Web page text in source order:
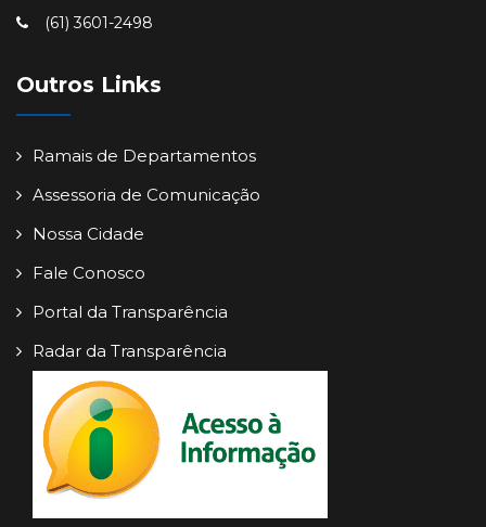
(61) 3601-2498
Outros Links
Ramais de Departamentos
Assessoria de Comunicação
Nossa Cidade
Fale Conosco
Portal da Transparência
Radar da Transparência